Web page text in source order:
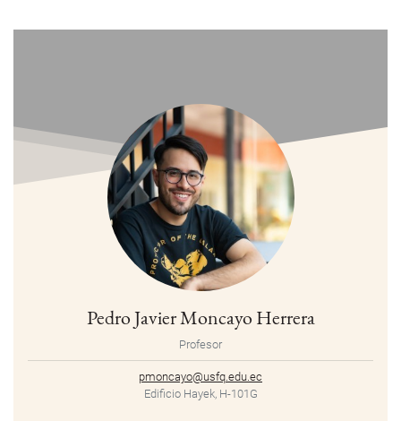
Pedro Javier Moncayo Herrera
Profesor
pmoncayo@usfq.edu.ec
Edificio Hayek, H-101G